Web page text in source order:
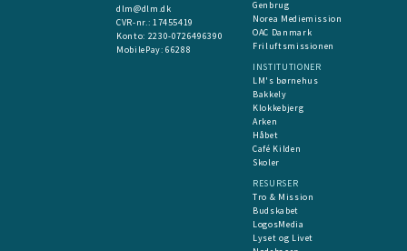
dlm@dlm.dk
CVR-nr.: 17455419
​Konto: 2230-0726496390
MobilePay:66288
Genbrug
Norea Mediemission
OAC Danmark
Friluftsmissionen
INSTITUTIONER
LM's børnehus
Bakkely
Klokkebjerg
Arken
Håbet
Café Kilden
Skoler
RESURSER
Tro & Mission
Budskabet
LogosMedia
Lyset og Livet